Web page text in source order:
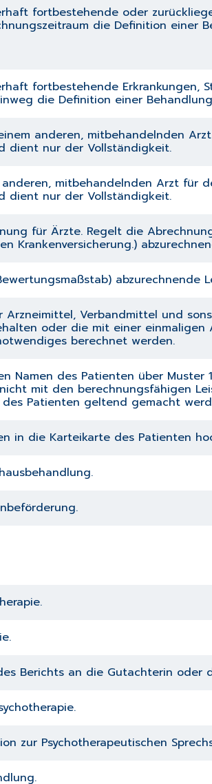
fortbestehende oder
die Definition einer
fortbestehende Erkrankungen,
die Definition einer
anderen, mitbehandelnden
dient nur der Vollständigkeit.
mitbehandelnden Arzt für
dient nur der Vollständigkeit.
für Ärzte. Regelt die
Krankenversicherung.)
abzurechnende
Arzneimittel, Verbandmittel und
oder die mit einer
berechnet werden.
Namen des Patienten über
mit den berechnungsfähigen
Patienten geltend gemacht
in die Karteikarte des Patienten
Berichts an die Gutachterin oder
zur Psychotherapeutischen